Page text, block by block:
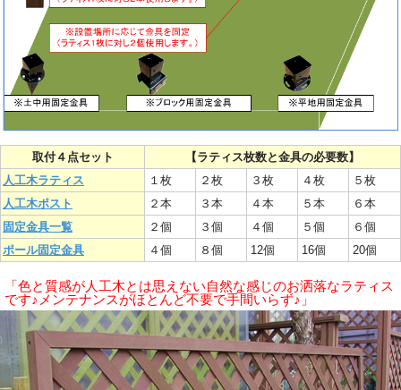
取付４点セット
【ラティス枚数と金具の必要数】
人工木ラティス
１枚 ２枚 ３枚 ４枚
５枚
人工木ポスト
２本 ３本 ４本 ５本
６本
固定金具一覧
２個 ３個 ４個 ５個
６個
ポール固定金具
４個 ８個 12個 16個 20個
「色と質感が人工木とは思えない自然な感じのお洒落なラティス
です♪メンテナンスがほとんど不要で手間いらず♪」